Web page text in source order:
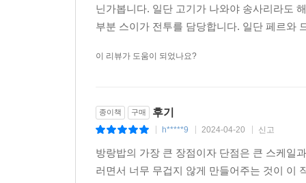
닌가봅니다. 일단 고기가 나와야 송사리라도
부분 스이가 전투를 담당합니다. 일단 페르와
이 리뷰가 도움이 되었나요?
종이책 구매 후기
h*****9 2024-04-20 신고
방랑밥의 가장 큰 장점이자 단점은 큰 스케일
러면서 너무 무겁지 않게 만들어주는 것이 이